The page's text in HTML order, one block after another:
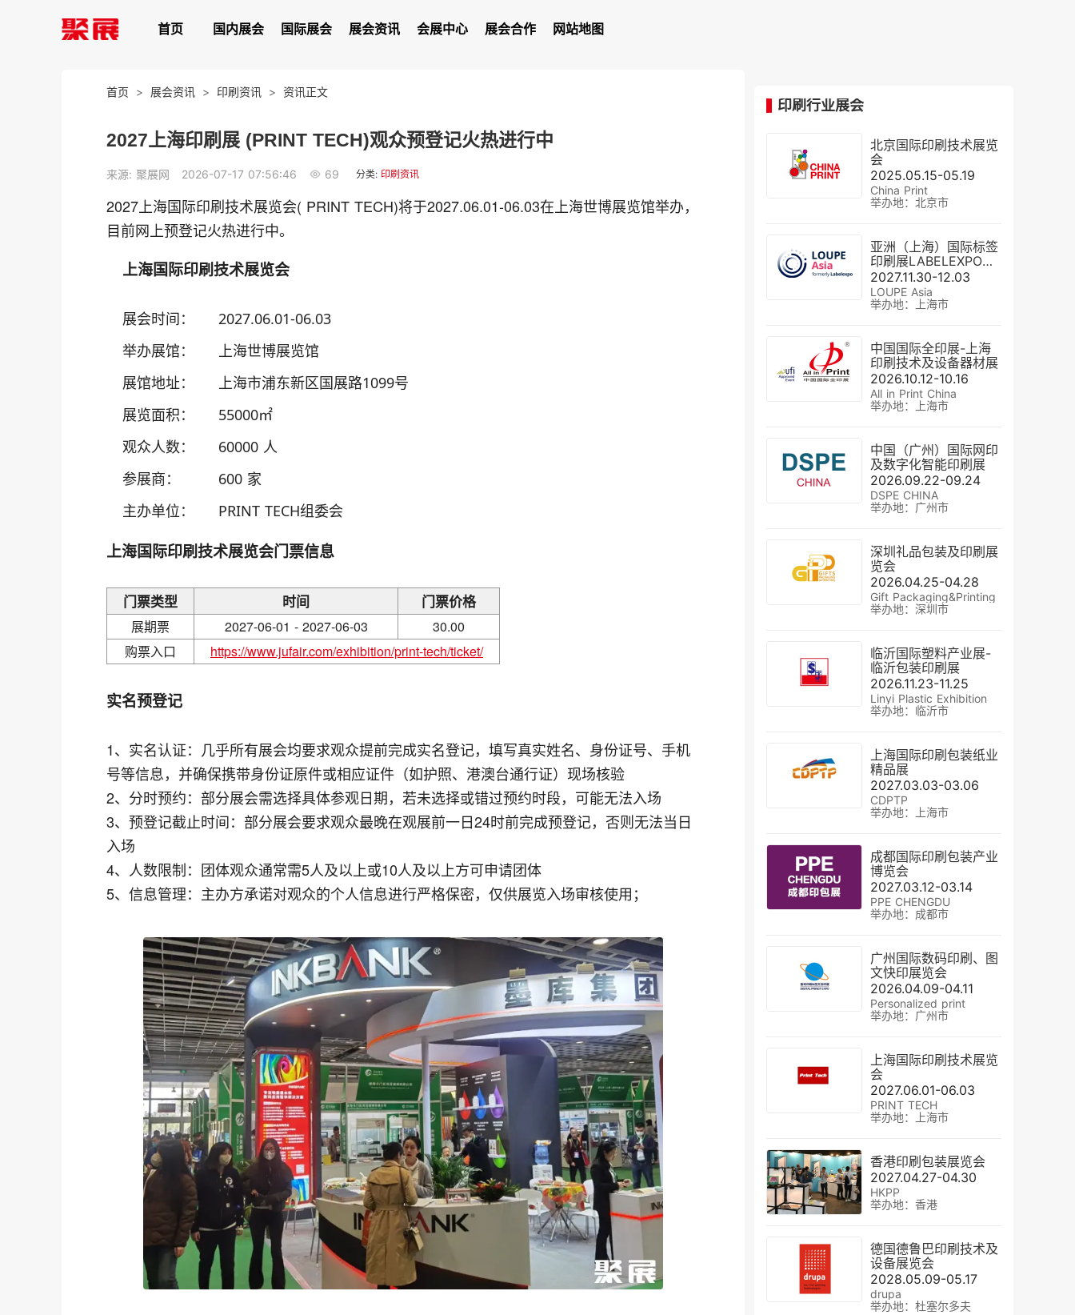
首页 国内展会 国际展会 展会资讯 会展中心 展会合作 网站地图
首页 > 展会资讯 > 印刷资讯 > 资讯正文
2027上海印刷展 (PRINT TECH)观众预登记火热进行中
来源: 聚展网 2026-07-17 07:56:46 69 分类: 印刷资讯
2027上海国际印刷技术展览会( PRINT TECH)将于2027.06.01-06.03在上海世博展览馆举办，
目前网上预登记火热进行中。
上海国际印刷技术展览会
展会时间：
2027.06.01-06.03
举办展馆：
上海世博展览馆
展馆地址：
上海市浦东新区国展路1099号
展览面积：
55000㎡
观众人数：
60000 人
参展商：
600 家
主办单位：
PRINT TECH组委会
上海国际印刷技术展览会门票信息
门票类型 时间 门票价格
展期票 2027-06-01 - 2027-06-03
30.00
购票入口
https://www.jufair.com/exhibition/print-tech/ticket/
实名预登记
1、实名认证：几乎所有展会均要求观众提前完成实名登记，填写真实姓名、身份证号、手机
号等信息，并确保携带身份证原件或相应证件（如护照、港澳台通行证）现场核验
2、分时预约：部分展会需选择具体参观日期，若未选择或错过预约时段，可能无法入场
3、预登记截止时间：部分展会要求观众最晚在观展前一日24时前完成预登记，否则无法当日
入场
4、人数限制：团体观众通常需5人及以上或10人及以上方可申请团体
5、信息管理：主办方承诺对观众的个人信息进行严格保密，仅供展览入场审核使用‌；
印刷行业展会
北京国际印刷技术展览
会
2025.05.15-05.19
China Print
举办地：北京市
亚洲（上海）国际标签
印刷展LABELEXPO
Asia
2027.11.30-12.03
LOUPE Asia
举办地：上海市
中国国际全印展-上海
印刷技术及设备器材展
2026.10.12-10.16
All in Print China
举办地：上海市
中国（广州）国际网印
及数字化智能印刷展
2026.09.22-09.24
DSPE CHINA
举办地：广州市
深圳礼品包装及印刷展
览会
2026.04.25-04.28
Gift Packaging&Printing
举办地：深圳市
临沂国际塑料产业展-
临沂包装印刷展
2026.11.23-11.25
Linyi Plastic Exhibition
举办地：临沂市
上海国际印刷包装纸业
精品展
2027.03.03-03.06
CDPTP
举办地：上海市
成都国际印刷包装产业
博览会
2027.03.12-03.14
PPE CHENGDU
举办地：成都市
广州国际数码印刷、图
文快印展览会
2026.04.09-04.11
Personalized print
举办地：广州市
上海国际印刷技术展览
会
2027.06.01-06.03
PRINT TECH
举办地：上海市
香港印刷包装展览会
2027.04.27-04.30
HKPP
举办地：香港
德国德鲁巴印刷技术及
设备展览会
2028.05.09-05.17
drupa
举办地：杜塞尔多夫